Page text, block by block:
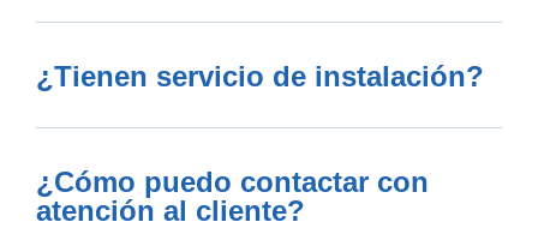
¿Tienen servicio de instalación?
¿Cómo puedo contactar con
atención al cliente?